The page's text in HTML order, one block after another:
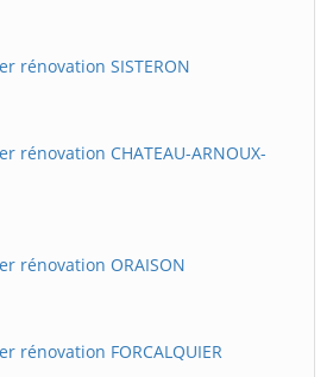
rénovation SISTERON
rénovation CHATEAU-ARNOUX-
rénovation ORAISON
rénovation FORCALQUIER